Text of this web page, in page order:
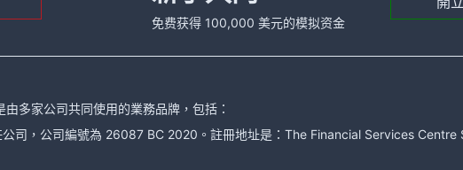
免费获得 100,000 美元的模拟资金
由多家公司共同使用的業務品牌，包括：
司，公司編號為 26087 BC 2020。註冊地址是：The Financial Services